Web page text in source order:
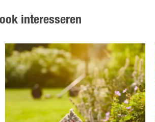
interesseren